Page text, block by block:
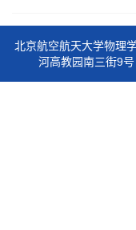
北京航空航天大学物理
河高教园南三街9